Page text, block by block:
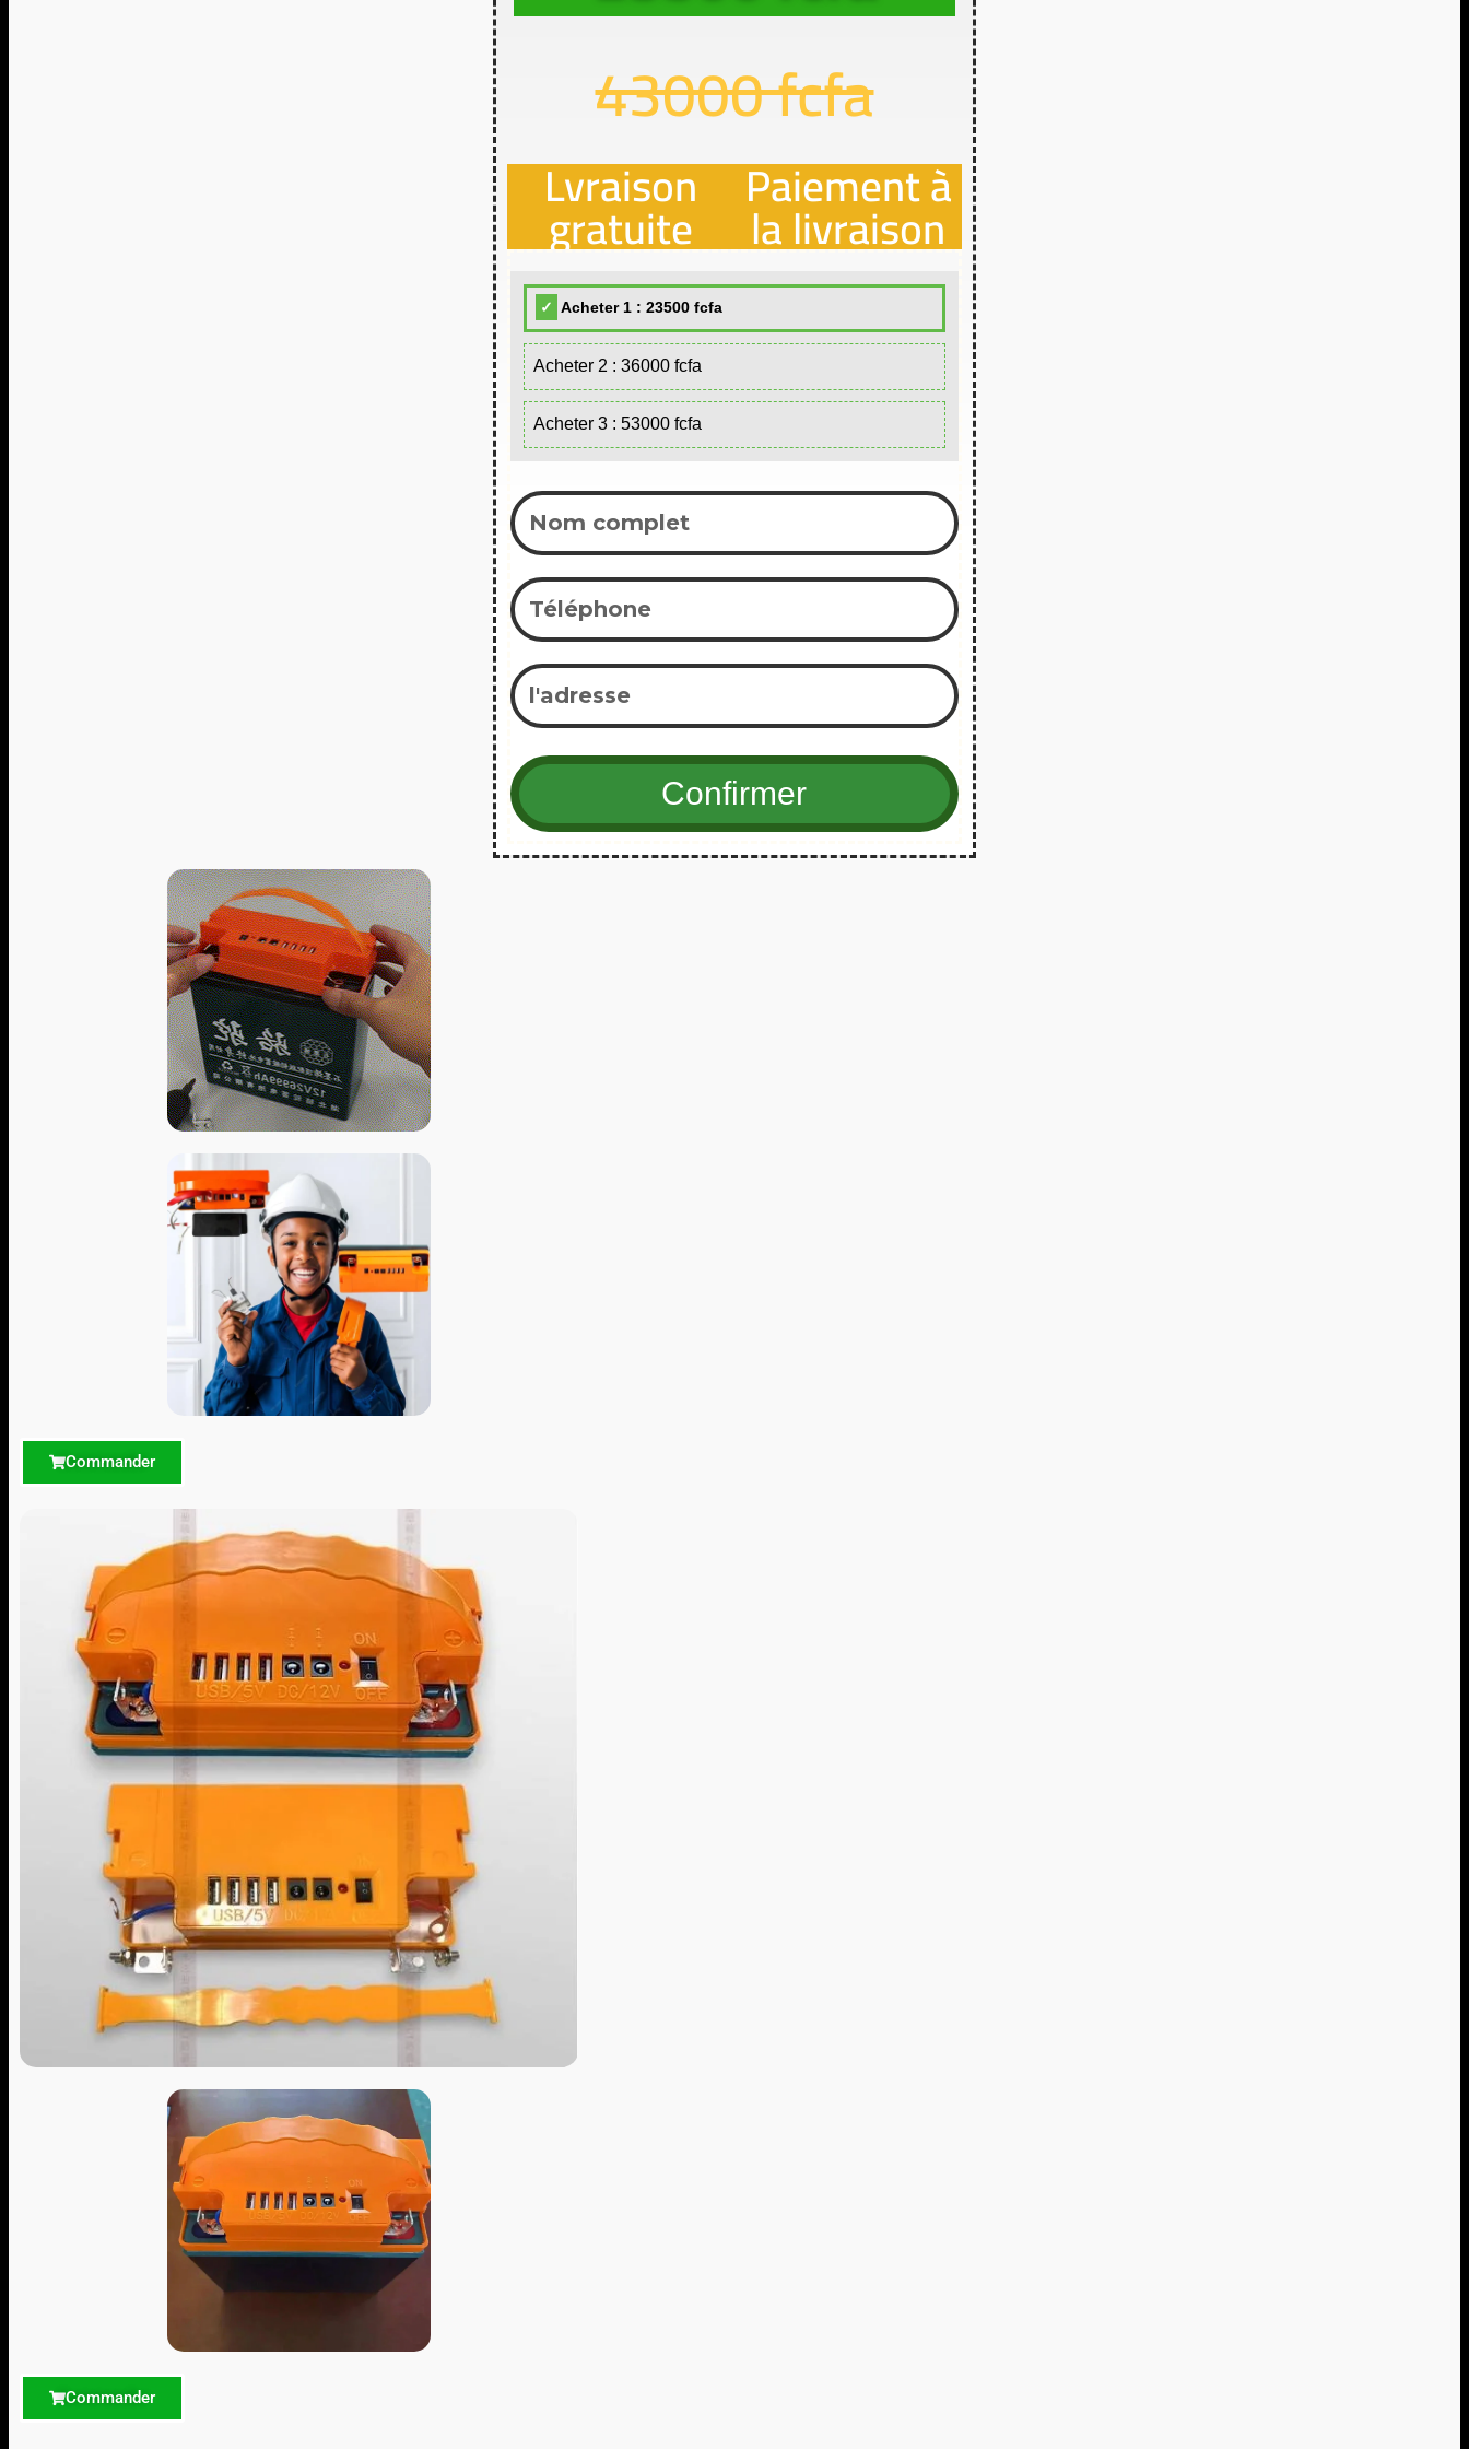
43000 fcfa
Lvraison
gratuite
Paiement à
la livraison
Acheter 1 : 23500 fcfa
Acheter 2 : 36000 fcfa
Acheter 3 : 53000 fcfa
Commander
Commander